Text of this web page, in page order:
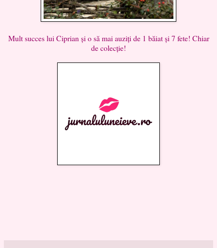
Mult succes lui Ciprian și o să mai auziți de 1 băiat și 7 fete! Chiar
de colecție!